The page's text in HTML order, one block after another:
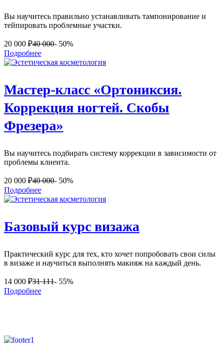
Вы научитесь правильно устанавливать тампонирование и
тейпировать проблемные участки.
20 000 ₽40 000- 50%
Подробнее
Мастер-класс «Ортониксия.
Коррекция ногтей. Скобы
Фрезера»
Вы научитесь подбирать систему коррекции в зависимости от
проблемы клиента.
20 000 ₽40 000- 50%
Подробнее
Базовый курс визажа
Практический курс для тех, кто хочет попробовать свои силы
в визаже и научиться выполнять макияж на каждый день.
14 000 ₽31 111- 55%
Подробнее